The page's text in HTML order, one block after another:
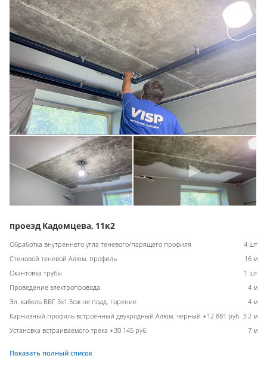
проезд Кадомцева, 11к2
Обработка внутреннего угла теневого/парящего профиля
4 шт
Стеновой теневой Алюм. профиль
16 м
Окантовка трубы
1 шт
Проведение электропровода
4 м
Эл. кабель ВВГ 3х1.5ож не подд. горение
4 м
Карнизный профиль встроенный двухрядный Алюм. черный +12 881 руб. 3.2 м
Установка встраиваемого трека +30 145 руб.
7 м
Показать полный список